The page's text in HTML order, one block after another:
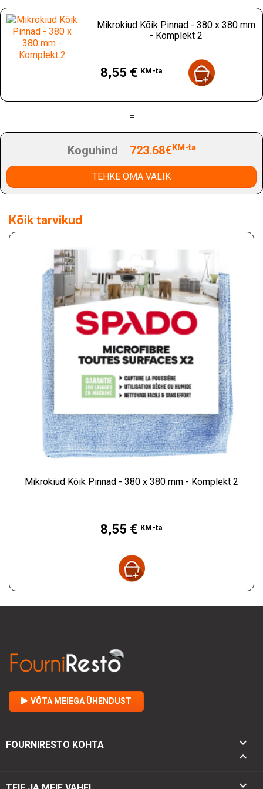
Mikrokiud Kõik Pinnad - 380 x 380 mm
- Komplekt 2
8,55 € KM-ta
=
Koguhind 723.68€KM-ta
TEHKE OMA VALIK
Kõik tarvikud
Mikrokiud Kõik Pinnad - 380 x 380 mm - Komplekt 2
8,55 € KM-ta
VÕTA MEIEGA ÜHENDUST
FOURNIRESTO KOHTA


